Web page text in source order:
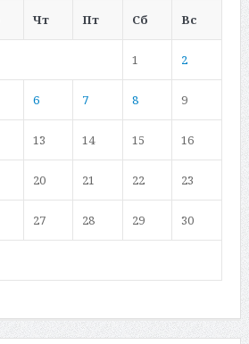
Чт Пт Сб Вс
1 2
6 7 8 9
13 14 15 16
20 21 22 23
27 28 29 30